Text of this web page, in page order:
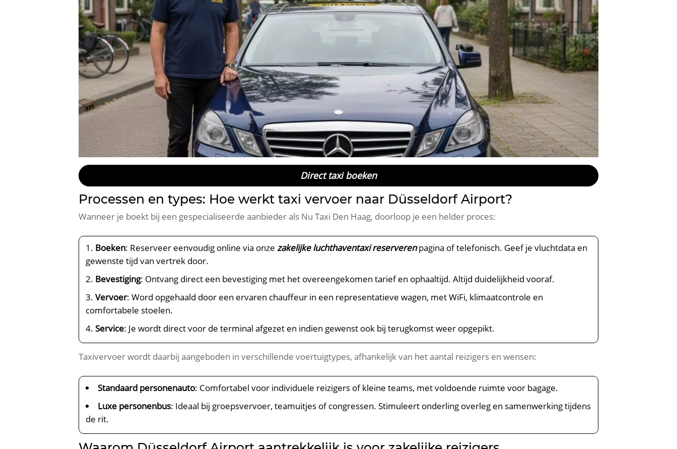
Direct taxi boeken
Processen en types: Hoe werkt taxi vervoer naar Düsseldorf Airport?
Wanneer je boekt bij een gespecialiseerde aanbieder als Nu Taxi Den Haag, doorloop je een helder proces:
Boeken: Reserveer eenvoudig online via onzezakelijke luchthaventaxi reserverenpagina of telefonisch. Geef je vluchtdata en
gewenste tijd van vertrek door.
Bevestiging: Ontvang direct een bevestiging met het overeengekomen tarief en ophaaltijd. Altijd duidelijkheid vooraf.
Vervoer: Word opgehaald door een ervaren chauffeur in een representatieve wagen, met WiFi, klimaatcontrole en
comfortabele stoelen.
Service: Je wordt direct voor de terminal afgezet en indien gewenst ook bij terugkomst weer opgepikt.
Taxivervoer wordt daarbij aangeboden in verschillende voertuigtypes, afhankelijk van het aantal reizigers en wensen:
Standaard personenauto: Comfortabel voor individuele reizigers of kleine teams, met voldoende ruimte voor bagage.
Luxe personenbus: Ideaal bij groepsvervoer, teamuitjes of congressen. Stimuleert onderling overleg en samenwerking tijdens
de rit.